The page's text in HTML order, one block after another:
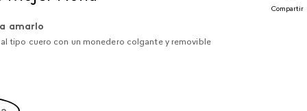
Compartir
amarlo
tipo cuero con un monedero colgante y removible